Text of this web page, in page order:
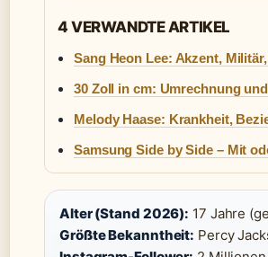
4 VERWANDTE ARTIKEL
Sang Heon Lee: Akzent,
30 Zoll in cm: Umrechnung
Melody Haase: Krankheit,
Samsung Side by Side – Mit
Alter (Stand 2026): 17 Jahre
Größte Bekanntheit: Percy